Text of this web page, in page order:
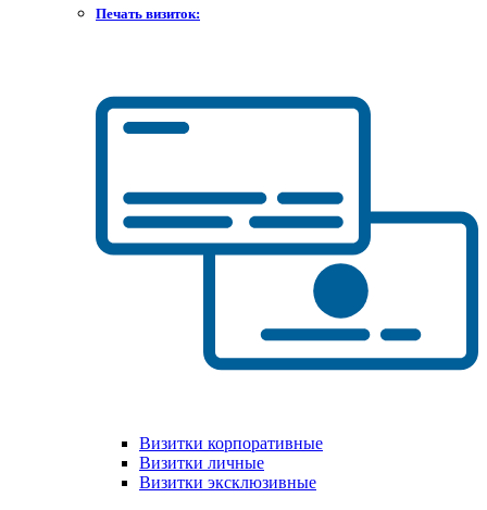
Печать визиток:
Визитки корпоративные
Визитки личные
Визитки эксклюзивные